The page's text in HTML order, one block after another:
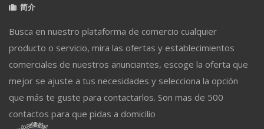
简介
Busca en nuestro plataforma de comercio cualquier
producto o servicio, mira las ofertas y establecimientos
comerciales de nuestros anunciantes, escoge la oferta que
mejor se ajuste a tus necesidades y selecciona la opción
que más te guste para contactarlos. Son mas de 500
contactos para que pidas a domicilio